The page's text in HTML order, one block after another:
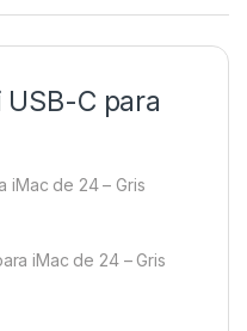
C para
iMac de 24 – Gris
iMac de 24 – Gris